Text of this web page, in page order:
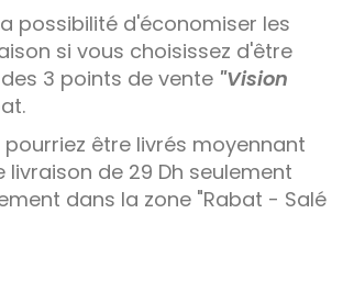
possibilité d'économiser les
si vous choisissez d'être
3 points de vente "Vision
pourriez être livrés moyennant
livraison de 29 Dh seulement
dans la zone "Rabat - Salé